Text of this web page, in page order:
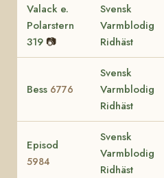
Valack e.
Polarstern
319 📷
Svensk
Varmblodig
Ridhäst
Bess 6776
Svensk
Varmblodig
Ridhäst
Episod
5984
Svensk
Varmblodig
Ridhäst